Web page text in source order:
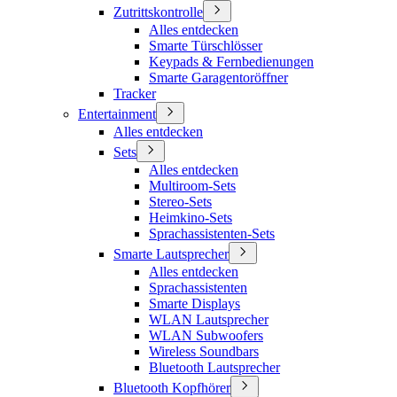
Zutrittskontrolle
Alles entdecken
Smarte Türschlösser
Keypads & Fernbedienungen
Smarte Garagentoröffner
Tracker
Entertainment
Alles entdecken
Sets
Alles entdecken
Multiroom-Sets
Stereo-Sets
Heimkino-Sets
Sprachassistenten-Sets
Smarte Lautsprecher
Alles entdecken
Sprachassistenten
Smarte Displays
WLAN Lautsprecher
WLAN Subwoofers
Wireless Soundbars
Bluetooth Lautsprecher
Bluetooth Kopfhörer